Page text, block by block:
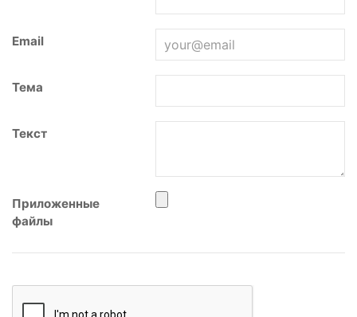
Email
Тема
Текст
Приложенные
файлы